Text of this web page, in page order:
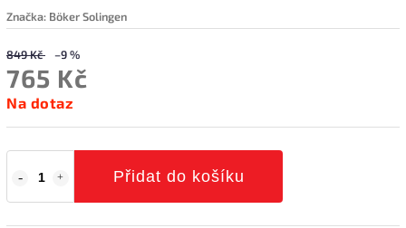
Značka: Böker Solingen
849 Kč –9 %
765 Kč
Na dotaz
Přidat do košíku